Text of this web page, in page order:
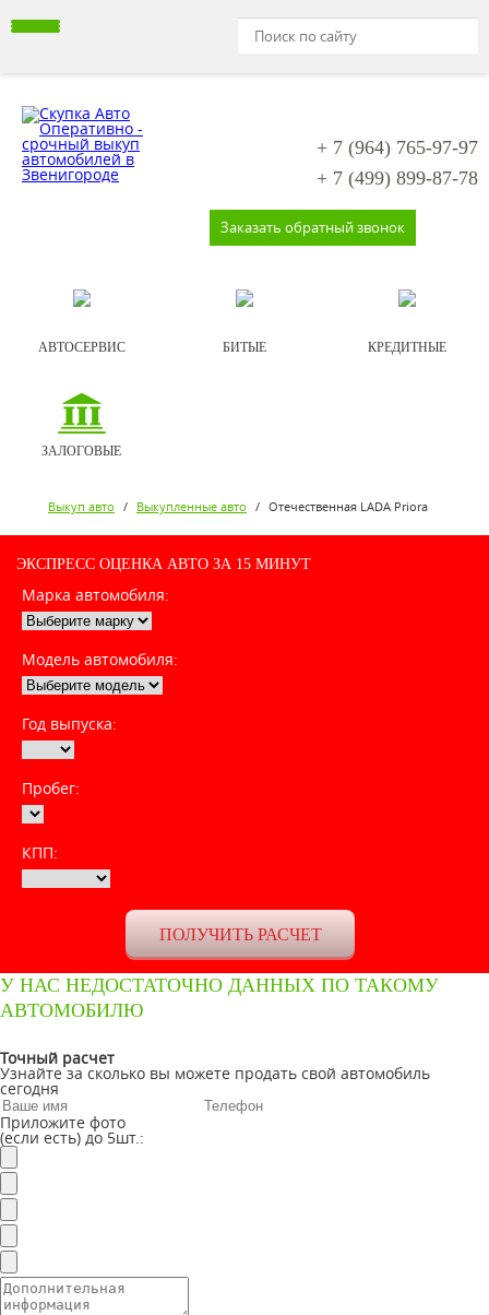
+ 7 (964) 765-97-97
+ 7 (499) 899-87-78
Заказать обратный звонок
АВТОСЕРВИС БИТЫЕ КРЕДИТНЫЕ
ЗАЛОГОВЫЕ
Выкуп авто / Выкупленные авто / Отечественная LADA Priora
ЭКСПРЕСС ОЦЕНКА АВТО ЗА 15 МИНУТ
Марка автомобиля:
Модель автомобиля:
Год выпуска:
Пробег:
КПП:
У НАС НЕДОСТАТОЧНО ДАННЫХ ПО ТАКОМУ
АВТОМОБИЛЮ
Точный расчет
Узнайте за сколько вы можете продать свой автомобиль
сегодня
Приложите фото
(если есть) до 5шт.: